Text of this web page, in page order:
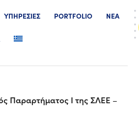
ΥΠΗΡΕΣΙΕΣ PORTFOLIO ΝΈΑ
Παραρτήματος Ι της ΣΛΕΕ –